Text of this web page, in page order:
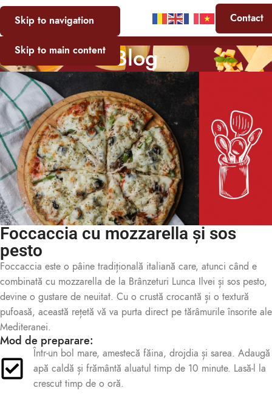
Skip to navigation
Skip to main content
Contact
Blog
Foccaccia cu mozzarella și sos
pesto
Foccaccia este o pâine tradițională italiană care, atunci când e
combinată cu mozzarella de la Brânzeturi Lunca Ilvei și sos pesto,
devine o gustare de neuitat. Cu o crustă crocantă și o textură
pufoasă, această rețetă vă va purta direct pe tărâmurile însorite ale
Mediteranei.
Mod de preparare:
Într-un bol mare, amestecă făina, drojdia și sarea. Adaugă
apă caldă și frământă aluatul timp de 10 minute. Lasă-l la
crescut timp de o oră.